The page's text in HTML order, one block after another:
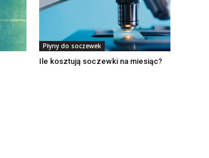
Płyny do soczewek
Ile kosztują soczewki na miesiąc?